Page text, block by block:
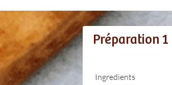
Préparation 1
Ingredients